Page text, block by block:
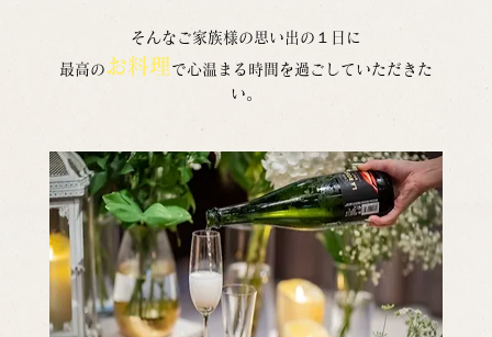
そんなご家族様の思い出の１日に
最高の お料理 で心温まる時間を過ごしていただきた
い。